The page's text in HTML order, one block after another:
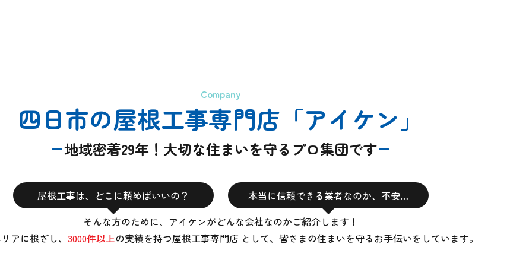
Company
四日市の屋根工事専門店 「アイケン」
地域密着29年！大切な住まいを守るプロ集団です
屋根工事は、どこに頼めばいいの？
本当に信頼できる業者なのか、不安…
そんな方のために、アイケンがどんな会社なのかご紹介します！
アに根ざし、 3000件以上の実績を持つ屋根工事専門店 として、 皆さまの住まいを守るお手伝いをしています。